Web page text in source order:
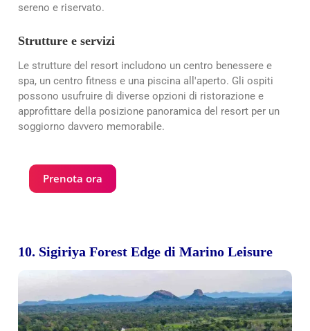
sereno e riservato.
Strutture e servizi
Le strutture del resort includono un centro benessere e
spa, un centro fitness e una piscina all'aperto. Gli ospiti
possono usufruire di diverse opzioni di ristorazione e
approfittare della posizione panoramica del resort per un
soggiorno davvero memorabile.
Prenota ora
10. Sigiriya Forest Edge di Marino Leisure